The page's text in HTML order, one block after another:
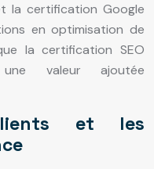
la certification Google
en optimisation de
la certification SEO
valeur ajoutée
et les